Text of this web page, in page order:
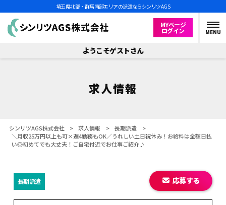
埼玉県北部・群馬南部エリアの派遣ならシンリツAGS
MYページ
ログイン MENU
ようこそゲストさん
求人情報
シンリツAGS株式会社 > 求人情報 > 長期派遣>
＼月収25万円以上も可×週4勤務もOK／うれしい土日祝休み！お給料は全額日払
い◎初めてでも大丈夫！ご自宅付近でお仕事ご紹介♪
長期派遣 応募する